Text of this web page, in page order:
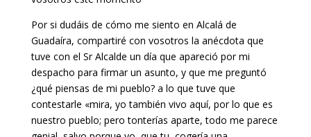
Por si dudáis de cómo me siento en Alcalá de
Guadaíra, compartiré con vosotros la anécdota que
tuve con el Sr Alcalde un día que apareció por mi
despacho para firmar un asunto, y que me preguntó
¿qué piensas de mi pueblo? a lo que tuve que
contestarle «mira, yo también vivo aquí, por lo que es
nuestro pueblo; pero tonterías aparte, todo me parece